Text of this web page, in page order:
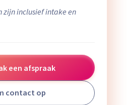
zijn inclusief intake en
een afspraak
contact op